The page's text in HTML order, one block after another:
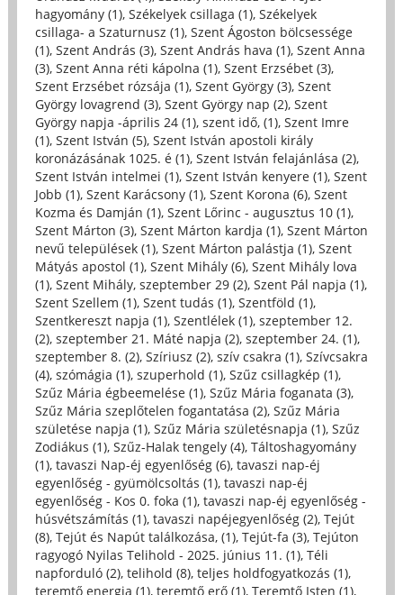
hagyomány (1), Székelyek csillaga (1), Székelyek
csillaga- a Szaturnusz (1), Szent Ágoston bölcsessége
(1), Szent András (3), Szent András hava (1), Szent Anna
(3), Szent Anna réti kápolna (1), Szent Erzsébet (3),
Szent Erzsébet rózsája (1), Szent György (3), Szent
György lovagrend (3), Szent György nap (2), Szent
György napja -április 24 (1), szent idő, (1), Szent Imre
(1), Szent István (5), Szent István apostoli király
koronázásának 1025. é (1), Szent István felajánlása (2),
Szent István intelmei (1), Szent István kenyere (1), Szent
Jobb (1), Szent Karácsony (1), Szent Korona (6), Szent
Kozma és Damján (1), Szent Lőrinc - augusztus 10 (1),
Szent Márton (3), Szent Márton kardja (1), Szent Márton
nevű települések (1), Szent Márton palástja (1), Szent
Mátyás apostol (1), Szent Mihály (6), Szent Mihály lova
(1), Szent Mihály, szeptember 29 (2), Szent Pál napja (1),
Szent Szellem (1), Szent tudás (1), Szentföld (1),
Szentkereszt napja (1), Szentlélek (1), szeptember 12.
(2), szeptember 21. Máté napja (2), szeptember 24. (1),
szeptember 8. (2), Szíriusz (2), szív csakra (1), Szívcsakra
(4), szómágia (1), szuperhold (1), Szűz csillagkép (1),
Szűz Mária égbeemelése (1), Szűz Mária foganata (3),
Szűz Mária szeplőtelen fogantatása (2), Szűz Mária
születése napja (1), Szűz Mária születésnapja (1), Szűz
Zodiákus (1), Szűz-Halak tengely (4), Táltoshagyomány
(1), tavaszi Nap-éj egyenlőség (6), tavaszi nap-éj
egyenlőség - gyümölcsoltás (1), tavaszi nap-éj
egyenlőség - Kos 0. foka (1), tavaszi nap-éj egyenlőség -
húsvétszámítás (1), tavaszi napéjegyenlőség (2), Tejút
(8), Tejút és Napút találkozása, (1), Tejút-fa (3), Tejúton
ragyogó Nyilas Telihold - 2025. június 11. (1), Téli
napforduló (2), telihold (8), teljes holdfogyatkozás (1),
teremtő energia (1), teremtő erő (1), Teremtő Isten (1),